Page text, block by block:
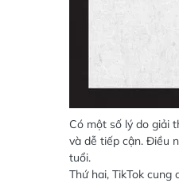
Có một số lý do giải
và dễ tiếp cận. Điều
tuổi.
Thứ hai, TikTok